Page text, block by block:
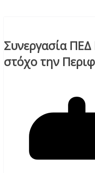
Συνεργασία ΠΕΔ
στόχο την